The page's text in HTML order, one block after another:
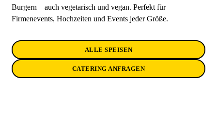
Burgern – auch vegetarisch und vegan. Perfekt für
Firmenevents, Hochzeiten und Events jeder Größe.
ALLE SPEISEN
CATERING ANFRAGEN